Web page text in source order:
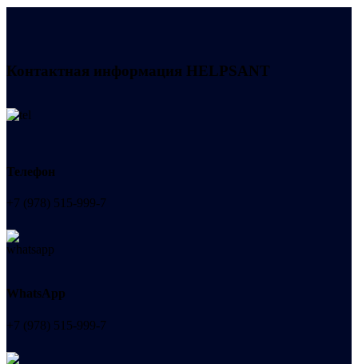
Контактная информация HELPSANT
Телефон
+7 (978) 515-999-7
WhatsApp
+7 (978) 515-999-7